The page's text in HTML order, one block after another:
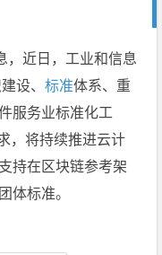
，近日，工业和信息
设、标准体系、重
服务业标准化工
，将持续推进云计
持在区块链参考架
体标准。